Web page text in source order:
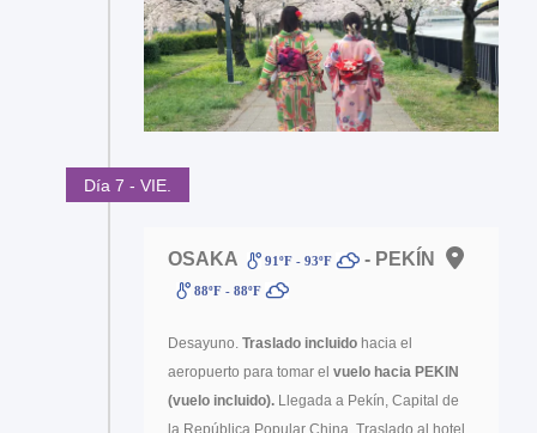
Día 7 - VIE.
OSAKA 91ºF - 93ºF - PEKÍN
88ºF - 88ºF
Desayuno. Traslado incluido hacia el
aeropuerto para tomar el vuelo hacia PEKIN
(vuelo incluido). Llegada a Pekín, Capital de
la República Popular China. Traslado al hotel.